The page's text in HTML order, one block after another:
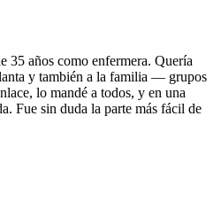
35 años como enfermera. Quería
y también a la familia — grupos
lo mandé a todos, y en una
Fue sin duda la parte más fácil de